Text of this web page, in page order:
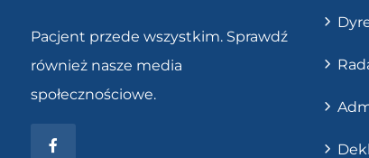
Pacjent przede wszystkim. Sprawdź
również nasze media
społecznościowe.